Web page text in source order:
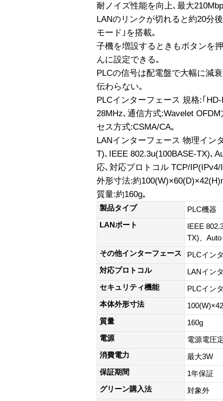
耐ノイズ性能を向上､最大
LANのリンクが切れると約20分
モード｣を搭載｡
子機を増設するときもボタンを
んに設定できる｡
PLCの信号は配電盤で大幅に減
伝わらない｡
PLCインターフェース 規格:｢
28MHz､通信方式:Wavelet
セス方式:CSMA/CA｡
LANインターフェース 物理イン
T)､IEEE 802.3u(100BASE-TX)､
応､対応プロトコル TCP/
外形寸法:約
質量:約160g｡
製品タイプ
PLC機器
LANポート
IEEE
TX)、
その他インターフェース
PLCイン
対応プロトコル
LANイン
セキュリティ機能
PLCイン
本体外形寸法
質量
160g
電源
電源電圧
消費電力
最大3W
保証期間
1年保証
グリーン購入法
対象外